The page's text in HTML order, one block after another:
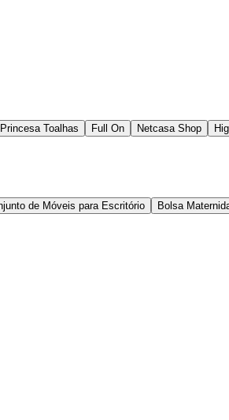
Princesa Toalhas Full On Netcasa Shop
de Móveis para Escritório
Bolsa